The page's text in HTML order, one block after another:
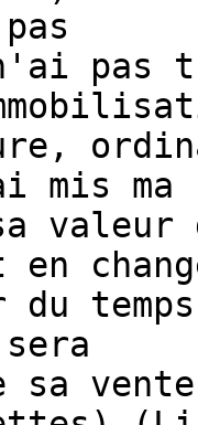
pas
mis ma
en
du
sa